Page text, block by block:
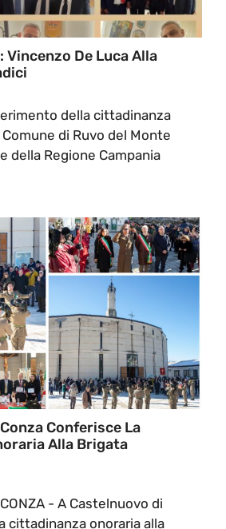
Vincenzo De Luca Alla
della cittadinanza
di Ruvo del Monte
della Regione Campania
Conferisce La
Alla Brigata
- A Castelnuovo di
cittadinanza onoraria alla